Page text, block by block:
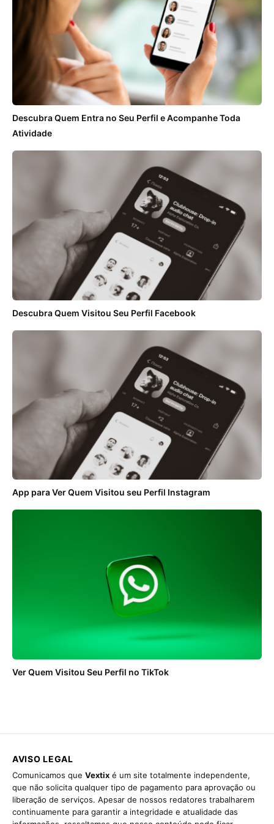
Descubra Quem Entra no Seu Perfil e Acompanhe Toda
Atividade
Descubra Quem Visitou Seu Perfil Facebook
App para Ver Quem Visitou seu Perfil Instagram
Ver Quem Visitou Seu Perfil no TikTok
AVISO LEGAL
Comunicamos que Vextix é um site totalmente independente,
que não solicita qualquer tipo de pagamento para aprovação ou
liberação de serviços. Apesar de nossos redatores trabalharem
continuamente para garantir a integridade e atualidade das